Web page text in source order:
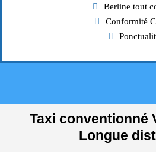
Berline tout
Conformité
Taxi conventionné
Longue